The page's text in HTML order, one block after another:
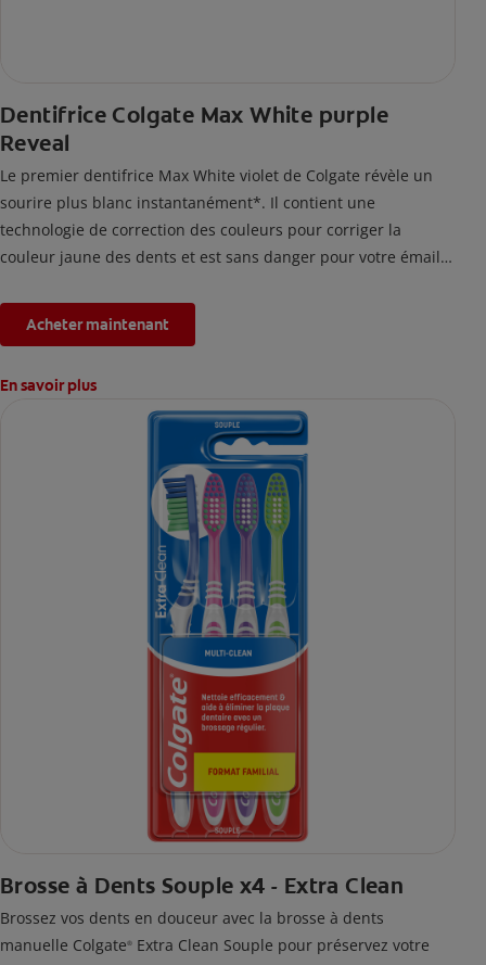
Dentifrice Colgate Max White purple
Reveal
Le premier dentifrice Max White violet de Colgate révèle un
sourire plus blanc instantanément*. Il contient une
technologie de correction des couleurs pour corriger la
couleur jaune des dents et est sans danger pour votre émail.
Acheter maintenant
En savoir plus
Brosse à Dents Souple x4 - Extra Clean
Brossez vos dents en douceur avec la brosse à dents
manuelle Colgate® Extra Clean Souple pour préservez votre